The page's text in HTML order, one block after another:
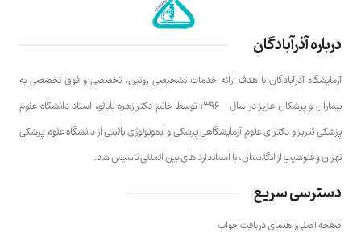
درباره آذرآبادگان
آزمایشگاه آذرآبادگان با هدف ارائه خدمات تشخیصی روتین، تخصصی و فوق تخصصی به
بیماران و پزشکان عزیز در سال ۱۳۹۶ توسط خانم دکتر زهره بابالو، استاد دانشگاه علوم
پزشکی تبریز و دکترای علوم آزمایشگاهی پزشکی و ایمونولوژی بالینی از دانشگاه علوم پزشکی
تهران و فلوشیپ از انگلستان، با استاندارد های بین المللی تاسیس شد.
دسترسی سریع
صفحه اصلیراهنمای دریافت جواب